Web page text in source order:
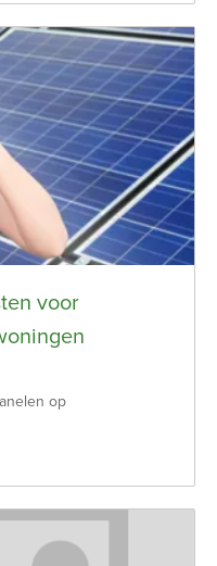
voor
op